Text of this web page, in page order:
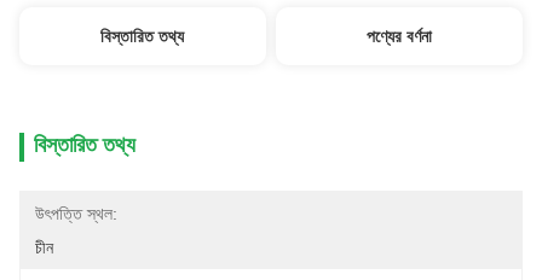
বিস্তারিত তথ্য পণ্যের বর্ণনা
বিস্তারিত তথ্য
উৎপত্তি স্থল:
চীন